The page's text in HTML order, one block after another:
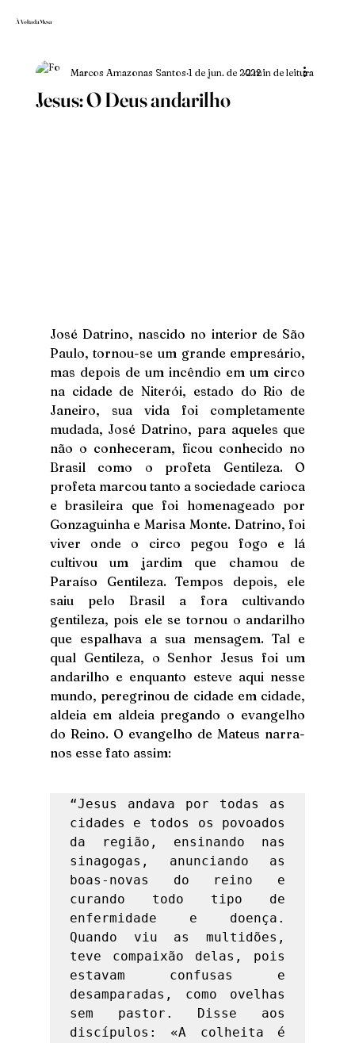
À Volta da Mesa
Jesus: O Deus andarilho
Marcos Amazonas Santos 1 de jun. de 20222 min de leitura
José Datrino, nascido no interior de São
Paulo, tornou-se um grande empresário,
mas depois de um incêndio em um circo
na cidade de Niterói, estado do Rio de
Janeiro, sua vida foi completamente
mudada, José Datrino, para aqueles que
não o conheceram, ficou conhecido no
Brasil como o profeta Gentileza. O
profeta marcou tanto a sociedade carioca
e brasileira que foi homenageado por
Gonzaguinha e Marisa Monte. Datrino, foi
viver onde o circo pegou fogo e lá
cultivou um jardim que chamou de
Paraíso Gentileza. Tempos depois, ele
saiu pelo Brasil a fora cultivando
gentileza, pois ele se tornou o andarilho
que espalhava a sua mensagem. Tal e
qual Gentileza, o Senhor Jesus foi um
andarilho e enquanto esteve aqui nesse
mundo, peregrinou de cidade em cidade,
aldeia em aldeia pregando o evangelho
do Reino. O evangelho de Mateus narra-
nos esse fato assim:
“Jesus andava por todas as
cidades e todos os povoados
da região, ensinando nas
sinagogas, anunciando as
boas-novas do reino e
curando todo tipo de
enfermidade e doença.
Quando viu as multidões,
teve compaixão delas, pois
estavam confusas e
desamparadas, como ovelhas
sem pastor. Disse aos
discípulos: «A colheita é